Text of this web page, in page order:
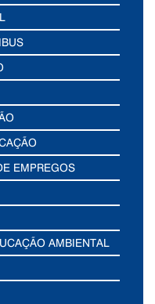
EMPREGOS
AMBIENTAL